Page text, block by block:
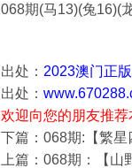
068期(马13)(兔16)(
出处： 2023澳门正
出处：
欢迎向您的朋友推荐
下篇：068期:【繁
上篇：068期：【山